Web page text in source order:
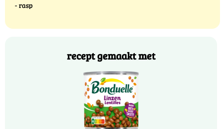
- rasp
recept gemaakt met